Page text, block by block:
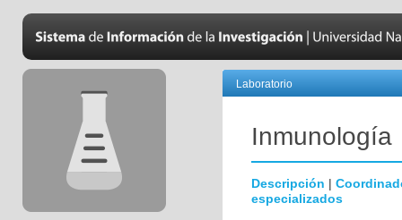
Laboratorio
Inmunología
Descripción |
especializados